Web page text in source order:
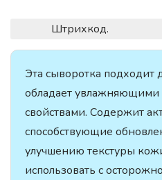
Штрихкод.
Эта сыворотка подходит
обладает
свойствами. Содержит
способствующие
улучшению текстуры
использовать с